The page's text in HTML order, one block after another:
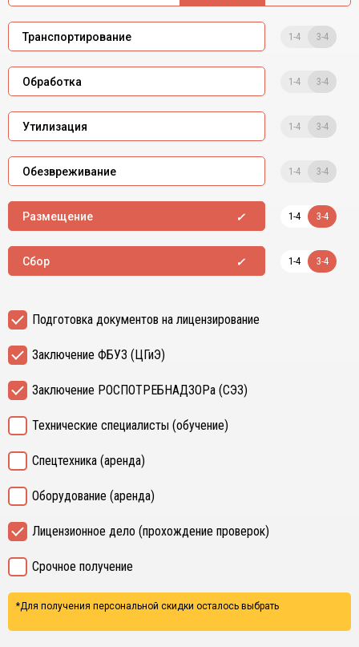
Транспортирование 1-4 3-4
Обработка 1-4 3-4
Утилизация 1-4 3-4
Обезвреживание 1-4 3-4
Размещение 1-4 3-4
Сбор 1-4 3-4
Подготовка документов на лицензирование
Заключение ФБУЗ (ЦГиЭ)
Заключение РОСПОТРЕБНАДЗОРа (СЭЗ)
Технические специалисты (обучение)
Спецтехника (аренда)
Оборудование (аренда)
Лицензионное дело (прохождение проверок)
Срочное получение
*Для получения персональной скидки осталось выбрать